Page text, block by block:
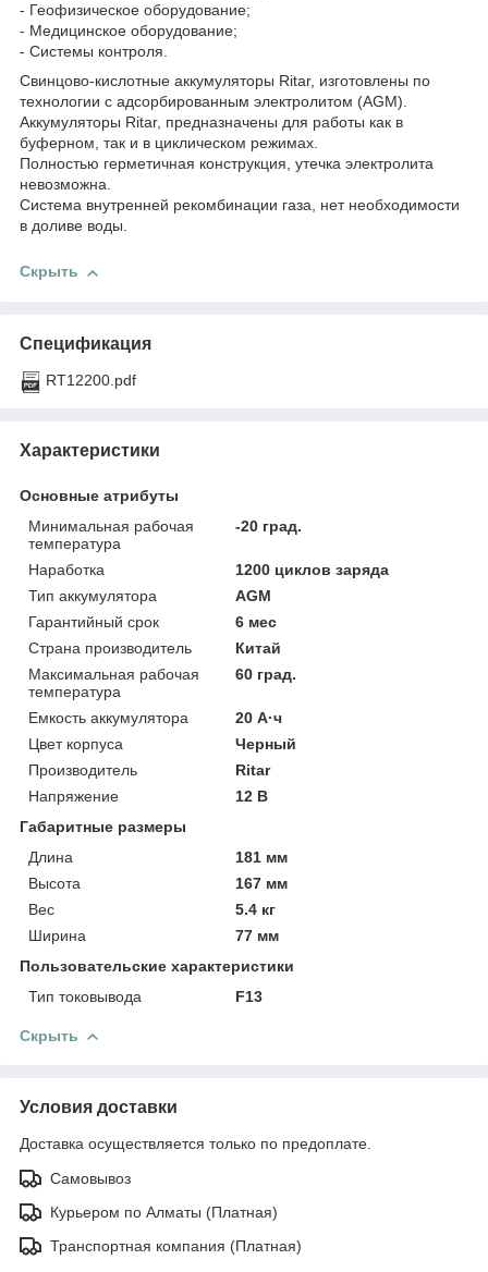
- Геофизическое оборудование;
- Медицинское оборудование;
- Системы контроля.
Свинцово-кислотные аккумуляторы Ritar, изготовлены по
технологии с адсорбированным электролитом (AGM).
Аккумуляторы Ritar, предназначены для работы как в
буферном, так и в циклическом режимах.
Полностью герметичная конструкция, утечка электролита
невозможна.
Система внутренней рекомбинации газа, нет необходимости
в доливе воды.
Скрыть
Спецификация
RT12200.pdf
Характеристики
Основные атрибуты
Минимальная рабочая
температура
-20 град.
Наработка
1200 циклов заряда
Тип аккумулятора
AGM
Гарантийный срок
6 мес
Страна производитель
Китай
Максимальная рабочая
температура
60 град.
Емкость аккумулятора
20 А·ч
Цвет корпуса
Черный
Производитель
Ritar
Напряжение
12 В
Габаритные размеры
Длина
181 мм
Высота
167 мм
Вес
5.4 кг
Ширина
77 мм
Пользовательские характеристики
Тип токовывода
F13
Скрыть
Условия доставки
Доставка осуществляется только по предоплате.
Самовывоз
Курьером по Алматы (Платная)
Транспортная компания (Платная)